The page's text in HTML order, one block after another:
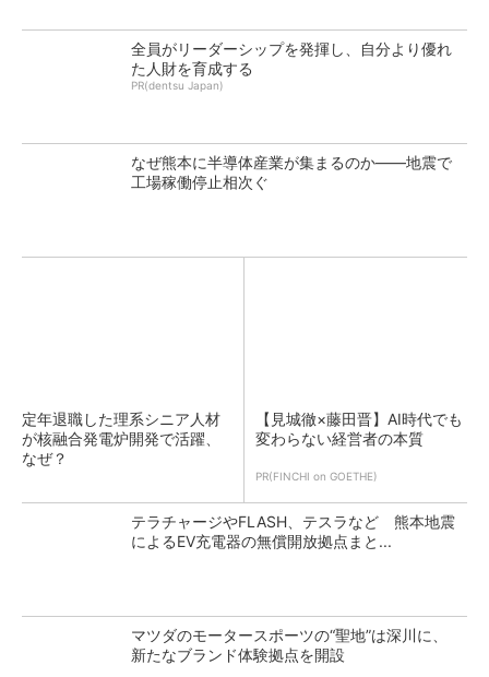
全員がリーダーシップを発揮し、自分より優れ
た人財を育成する
PR(dentsu Japan)
なぜ熊本に半導体産業が集まるのか――地震で
工場稼働停止相次ぐ
定年退職した理系シニア人材
が核融合発電炉開発で活躍、
なぜ？
【見城徹×藤田晋】AI時代でも
変わらない経営者の本質
PR(FINCHI on GOETHE)
テラチャージやFLASH、テスラなど 熊本地震
によるEV充電器の無償開放拠点まと...
マツダのモータースポーツの“聖地”は深川に、
新たなブランド体験拠点を開設